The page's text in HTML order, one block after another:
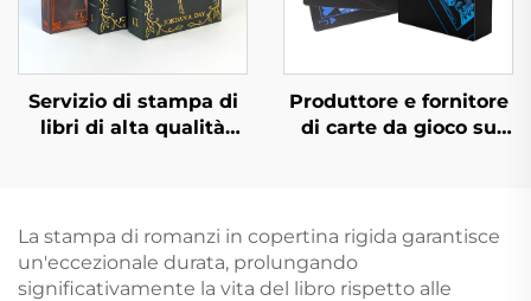
Servizio di stampa di
libri di alta qualità
quantità con stampa
ai bordi spruzzati
Produttore e fornitore
di carte da gioco su
stampa e confezione
personalizzata per
adulti e coppie
La stampa di romanzi in copertina rigida garantisce
un'eccezionale durata, prolungando
significativamente la vita del libro rispetto alle